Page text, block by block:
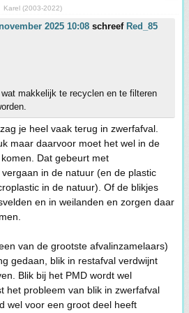
Karel (2003-2022)
2025 10:08 schreef Red_85
makkelijk te recyclen en te filteren
je heel vaak terug in zwerfafval.
maar daarvoor moet het wel in de
Dat gebeurt met
in de natuur (en de plastic
in de natuur). Of de blikjes
en in weilanden en zorgen daar
van de grootste afvalinzamelaars)
gedaan, blik in restafval verdwijnt
Blik bij het PMD wordt wel
het probleem van blik in zwerfafval
wel voor een groot deel heeft